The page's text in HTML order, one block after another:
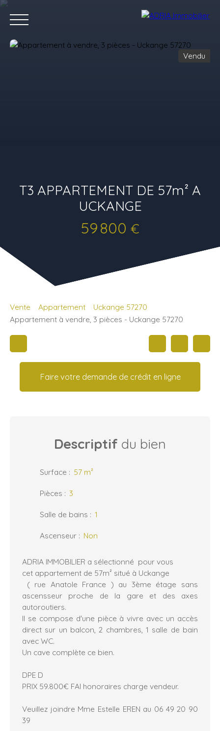
Vendu
T3 APPARTEMENT DE 57m² A
UCKANGE
59 800 €
Vente Appartement
Uckange 57270
Appartement à vendre, 3 pièces - Uckange 57270
Faire votre demande de crédit en ligne
Descriptif du bien
Surface : 57 m²
Pièces : 3
Salle de bains : 1
Ascenseur : Non
ADRIA IMMOBILIER a sélectionné pour vous
cet appartement de 57m² situé à Uckange
( rue Anatole France ) au 3ème étage sans
ascensseur proche de la gare et des axes
autoroutiers.
Il se compose d'une pièce à vivre avec un accès
direct sur un balcon, 2 chambres, 1 salle de bain
avec WC.
Un cave complète ce bien.
DPE D
PRIX 59.800€ FAI honoraires charge vendeur.
Veuillez joindre Mme Estelle EREN au 06 49 20 90
39